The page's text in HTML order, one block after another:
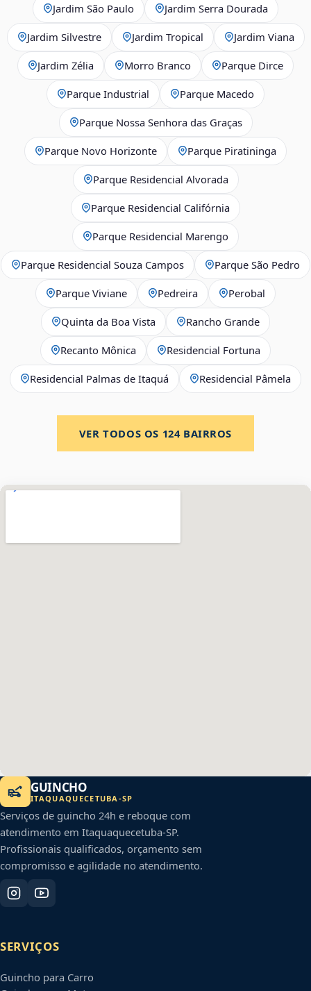
Jardim São Paulo Jardim Serra Dourada
Jardim Silvestre Jardim Tropical Jardim Viana
Jardim Zélia Morro Branco Parque Dirce
Parque Industrial Parque Macedo
Parque Nossa Senhora das Graças
Parque Novo Horizonte Parque Piratininga
Parque Residencial Alvorada
Parque Residencial Califórnia
Parque Residencial Marengo
Parque Residencial Souza Campos Parque São Pedro
Parque Viviane Pedreira Perobal
Quinta da Boa Vista Rancho Grande
Recanto Mônica Residencial Fortuna
Residencial Palmas de Itaquá Residencial Pâmela
VER TODOS OS 124BAIRROS
GUINCHO
ITAQUAQUECETUBA -SP
Serviços de guincho 24h e reboque com
atendimento em Itaquaquecetuba-SP.
Profissionais qualificados, orçamento sem
compromisso e agilidade no atendimento.
SERVIÇOS
Guincho para Carro